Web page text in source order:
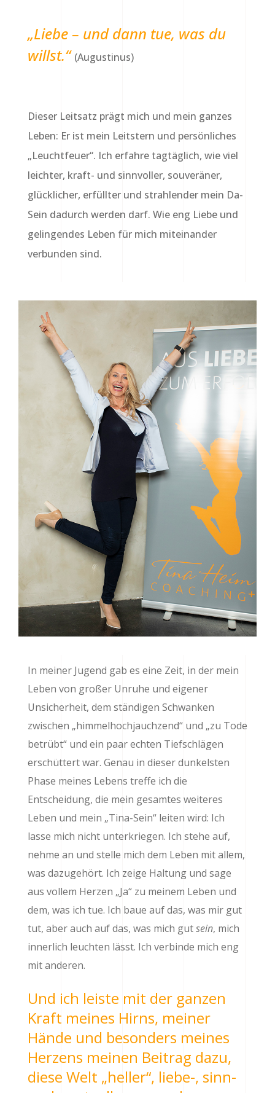
„Liebe – und dann tue, was du
willst.“ (Augustinus)
Dieser Leitsatz prägt mich und mein ganzes
Leben: Er ist mein Leitstern und persönliches
„Leuchtfeuer“. Ich erfahre tagtäglich, wie viel
leichter, kraft- und sinnvoller, souveräner,
glücklicher, erfüllter und strahlender mein Da-
Sein dadurch werden darf. Wie eng Liebe und
gelingendes Leben für mich miteinander
verbunden sind.
In meiner Jugend gab es eine Zeit, in der mein
Leben von großer Unruhe und eigener
Unsicherheit, dem ständigen Schwanken
zwischen „himmelhochjauchzend“ und „zu Tode
betrübt“ und ein paar echten Tiefschlägen
erschüttert war. Genau in dieser dunkelsten
Phase meines Lebens treffe ich die
Entscheidung, die mein gesamtes weiteres
Leben und mein „Tina-Sein“ leiten wird: Ich
lasse mich nicht unterkriegen. Ich stehe auf,
nehme an und stelle mich dem Leben mit allem,
was dazugehört. Ich zeige Haltung und sage
aus vollem Herzen „Ja“ zu meinem Leben und
dem, was ich tue. Ich baue auf das, was mir gut
tut, aber auch auf das, was mich gutsein, mich
innerlich leuchten lässt. Ich verbinde mich eng
mit anderen.
Und ich leiste mit der ganzen
Kraft meines Hirns, meiner
Hände und besonders meines
Herzens meinen Beitrag dazu,
diese Welt „heller“, liebe-, sinn-